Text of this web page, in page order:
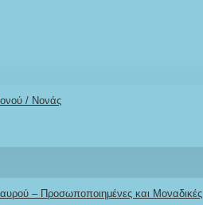
/ Νονάς
– Προσωποποιημένες και Μοναδικές